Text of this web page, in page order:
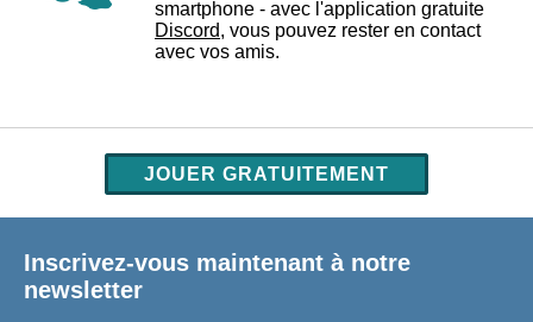
smartphone - avec l'application gratuite
Discord, vous pouvez rester en contact
avec vos amis.
JOUER GRATUITEMENT
Inscrivez-vous maintenant à notre
newsletter